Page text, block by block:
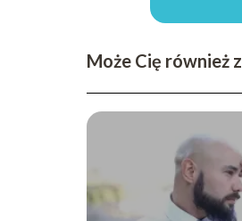
Może Cię również